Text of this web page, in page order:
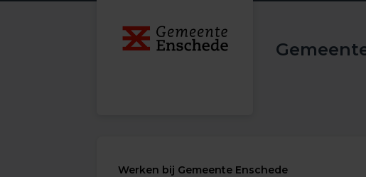
Werken bij Gemeente Enschede